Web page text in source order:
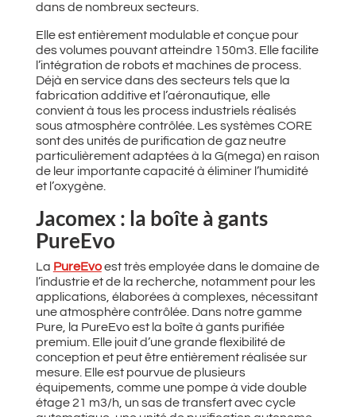
dans de nombreux secteurs.
Elle est entièrement modulable et conçue pour
des volumes pouvant atteindre 150m3. Elle facilite
l’intégration de robots et machines de process.
Déjà en service dans des secteurs tels que la
fabrication additive et l’aéronautique, elle
convient à tous les process industriels réalisés
sous atmosphère contrôlée. Les systèmes CORE
sont des unités de purification de gaz neutre
particulièrement adaptées à la G(mega) en raison
de leur importante capacité à éliminer l’humidité
et l’oxygène.
Jacomex : la boîte à gants
PureEvo
La PureEvoest très employée dans le domaine de
l’industrie et de la recherche, notamment pour les
applications, élaborées à complexes, nécessitant
une atmosphère contrôlée. Dans notre gamme
Pure, la PureEvo est la boîte à gants purifiée
premium. Elle jouit d’une grande flexibilité de
conception et peut être entièrement réalisée sur
mesure. Elle est pourvue de plusieurs
équipements, comme une pompe à vide double
étage 21 m3/h, un sas de transfert avec cycle